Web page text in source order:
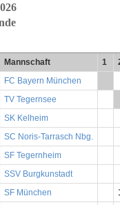
Mannschaft 1
FC Bayern München
TV Tegernsee
SK Kelheim
SC Noris-Tarrasch Nbg.
SF Tegernheim
SSV Burgkunstadt
SF München